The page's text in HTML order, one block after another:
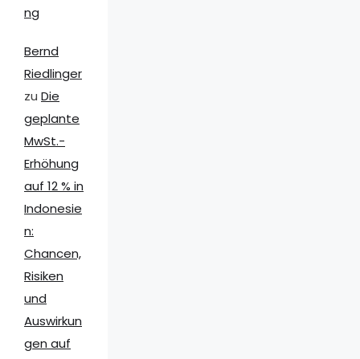
ng
Bernd
Riedlinger
zu Die
geplante
MwSt.-
Erhöhung
auf 12 % in
Indonesie
n:
Chancen,
Risiken
und
Auswirkun
gen auf